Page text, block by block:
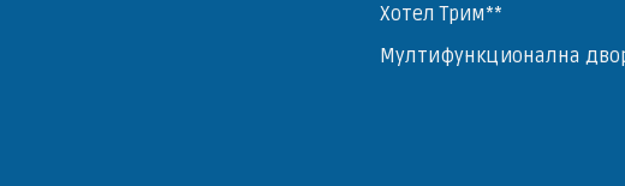
Хотел Трим**
Мултифункционална